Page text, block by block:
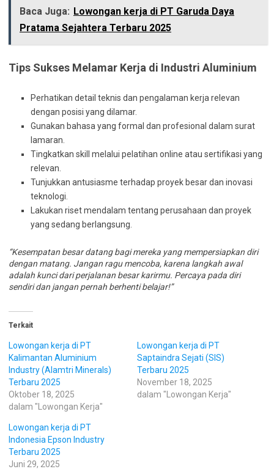
Baca Juga: Lowongan kerja di PT Garuda Daya
Pratama Sejahtera Terbaru 2025
Tips Sukses Melamar Kerja di Industri Aluminium
Perhatikan detail teknis dan pengalaman kerja relevan
dengan posisi yang dilamar.
Gunakan bahasa yang formal dan profesional dalam surat
lamaran.
Tingkatkan skill melalui pelatihan online atau sertifikasi yang
relevan.
Tunjukkan antusiasme terhadap proyek besar dan inovasi
teknologi.
Lakukan riset mendalam tentang perusahaan dan proyek
yang sedang berlangsung.
“Kesempatan besar datang bagi mereka yang mempersiapkan diri
dengan matang. Jangan ragu mencoba, karena langkah awal
adalah kunci dari perjalanan besar karirmu. Percaya pada diri
sendiri dan jangan pernah berhenti belajar!”
Terkait
Lowongan kerja di PT
Kalimantan Aluminium
Industry (Alamtri Minerals)
Terbaru 2025
Oktober 18, 2025
dalam "Lowongan Kerja"
Lowongan kerja di PT
Saptaindra Sejati (SIS)
Terbaru 2025
November 18, 2025
dalam "Lowongan Kerja"
Lowongan kerja di PT
Indonesia Epson Industry
Terbaru 2025
Juni 29, 2025